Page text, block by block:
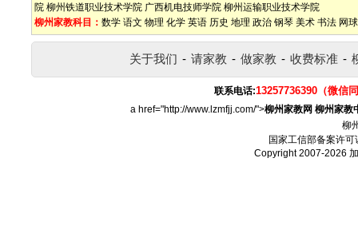
院 柳州铁道职业技术学院 广西机电技师学院 柳州运输职业技术学院
柳州家教科目： 数学 语文 物理 化学 英语 历史 地理 政治 钢琴 美术 书法 网球
关于我们 - 请家教 - 做家教 - 收费标准 -
联系电话:13257736390（微信
a href="http://www.lzmfjj.com/">柳州家教网 柳州家教
柳
国家工信部备案许可
Copyright 2007-2026